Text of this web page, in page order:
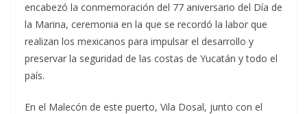
encabezó la conmemoración del 77 aniversario del Día de
la Marina, ceremonia en la que se recordó la labor que
realizan los mexicanos para impulsar el desarrollo y
preservar la seguridad de las costas de Yucatán y todo el
país.
En el Malecón de este puerto, Vila Dosal, junto con el